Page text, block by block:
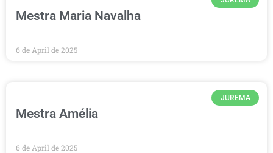
Mestra Maria Navalha
6 de April de 2025
JUREMA
Mestra Amélia
6 de April de 2025